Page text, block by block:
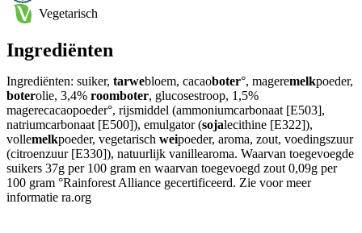
Vegetarisch
Ingrediënten
Ingrediënten: suiker, tarwebloem, cacaoboter°, mageremelkpoeder,
boterolie, 3,4% roomboter, glucosestroop, 1,5%
magerecacaopoeder°, rijsmiddel (ammoniumcarbonaat [E503],
natriumcarbonaat [E500]), emulgator (sojalecithine [E322]),
vollemelkpoeder, vegetarisch weipoeder, aroma, zout, voedingszuur
(citroenzuur [E330]), natuurlijk vanillearoma. Waarvan toegevoegde
suikers 37g per 100 gram en waarvan toegevoegd zout 0,09g per
100 gram °Rainforest Alliance gecertificeerd. Zie voor meer
informatie ra.org